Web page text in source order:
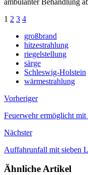
1 2 3 4
großbrand
hitzestrahlung
riegelstellung
särge
Schleswig-Holstein
wärmestrahlung
Vorheriger
Feuerwehr ermöglicht
Nächster
Auffahrunfall mit sieben
Ähnliche Artikel